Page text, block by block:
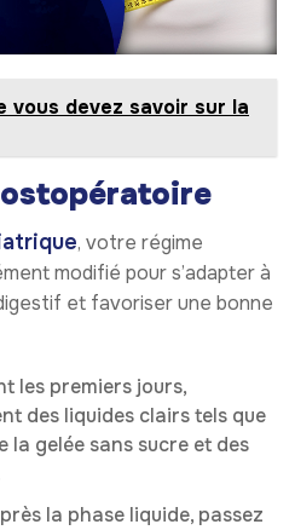
vous devez savoir sur la
, votre régime
modifié pour s’adapter à
et favoriser une bonne
les premiers jours,
des liquides clairs tels que
la gelée sans sucre et des
la phase liquide, passez